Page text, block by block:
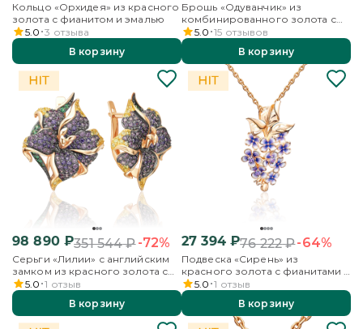
Кольцо «Орхидея» из красного
золота с фианитом и эмалью
5.0 3 отзыва
В корзину
Брошь «Одуванчик» из
комбинированного золота с
фианитами и эмалью
5.0 15 отзывов
В корзину
98 890₽351 544₽-72%
Серьги «Лилии» с английским
замком из красного золота с
фианитами
5.0 1 отзыв
В корзину
27 394₽76 222₽-64%
Подвеска «Сирень» из
красного золота с фианитами и
эмалью
5.0 1 отзыв
В корзину